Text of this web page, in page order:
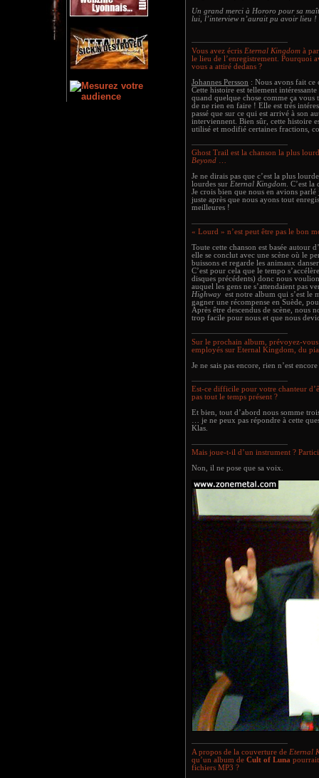
Un grand merci à Hororo pour sa
lui, l’interview n’aurait pu avoir lieu !
Vous avez écris Eternal Kingdom à
le lieu de l’enregistrement. Pourquoi
vous a attiré dedans ?
Johannes Persson : Nous avons fait ce
Cette histoire est tellement
quand quelque chose comme ça vous
de ne rien en faire ! Elle est très
passé que sur ce qui est arrivé à son
interviennent. Bien sûr, cette histoire
utilisé et modifié certaines fractions,
Ghost Trail est la chanson la plus
Beyond …
Je ne dirais pas que c’est la plus
lourdes sur Eternal Kingdom. C’est la
Je crois bien que nous en avions parlé
juste après que nous ayons tout
meilleures !
« Lourd » n’est peut être pas le bon
Toute cette chanson est basée autour
elle se conclut avec une scène où le
buissons et regarde les animaux
C’est pour cela que le tempo
disques précédents) donc nous
auquel les gens ne s’attendaient pas
Highway est notre album qui s’est le
gagner une récompense en Suède,
Après être descendus de scène, nous
trop facile pour nous et que nous
Sur le prochain album, prévoyez-
employés sur Eternal Kingdom, du
Je ne sais pas encore, rien n’est
Est-ce difficile pour votre chanteur
pas tout le temps présent ?
Et bien, tout d’abord nous somme
… je ne peux pas répondre à cette
Klas.
Mais joue-t-il d’un instrument ?
Non, il ne pose que sa voix.
A propos de la couverture de Eternal
qu’un album de Cult of Luna pourrait
fichiers MP3 ?